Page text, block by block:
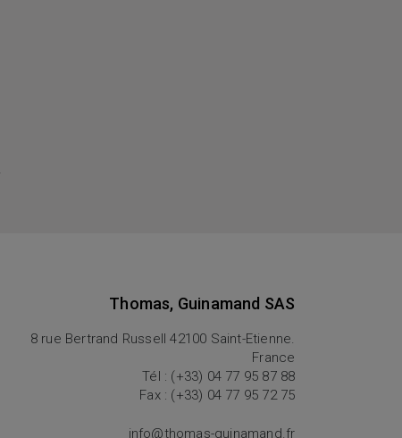
Thomas, Guinamand SAS
8 rue Bertrand Russell 42100 Saint-Etienne.
France
Tél : (+33) 04 77 95 87 88
Fax : (+33) 04 77 95 72 75
info@thomas-guinamand.fr